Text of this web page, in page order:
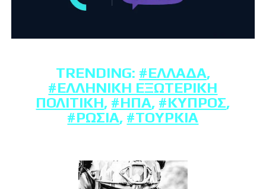
TRENDING: #ΕΛΛΆΔΑ,
#ΕΛΛΗΝΙΚΉ ΕΞΩΤΕΡΙΚΉ
ΠΟΛΙΤΙΚΉ, #ΗΠΑ, #ΚΎΠΡΟΣ,
#ΡΩΣΊΑ, #ΤΟΥΡΚΊΑ